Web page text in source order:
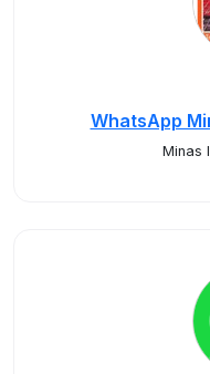
WhatsApp
Minas